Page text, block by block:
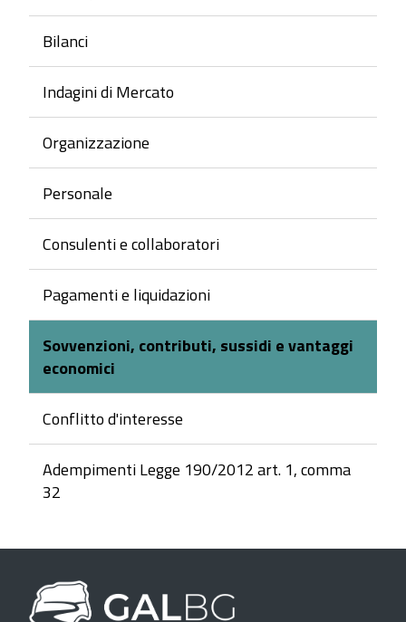
Bilanci
Indagini di Mercato
Organizzazione
Personale
Consulenti e collaboratori
Pagamenti e liquidazioni
Sovvenzioni, contributi, sussidi e vantaggi
economici
Conflitto d'interesse
Adempimenti Legge 190/2012 art. 1, comma
32